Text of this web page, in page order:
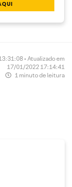
• Atualizado em
17/01/2022 17:14:41
1 minuto de leitura